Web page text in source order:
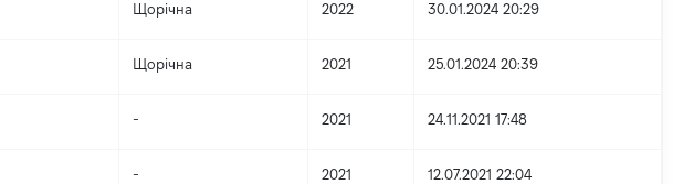
Щорічна 2022 30.01.2024 20:29
Щорічна 2021 25.01.2024 20:39
- 2021 24.11.2021 17:48
- 2021 12.07.2021 22:04